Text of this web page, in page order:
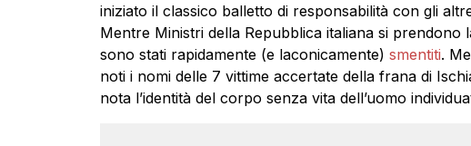
iniziato il classico balletto di responsabilità con gli
Mentre Ministri della Repubblica italiana si prendono
sono stati rapidamente (e laconicamente) smentiti.
noti i nomi delle 7 vittime accertate della frana di
nota l’identità del corpo senza vita dell’uomo